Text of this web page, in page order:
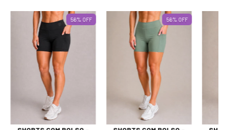
56% OFF 56% OFF